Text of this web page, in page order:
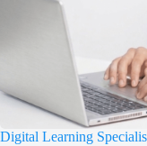
Digital Learning